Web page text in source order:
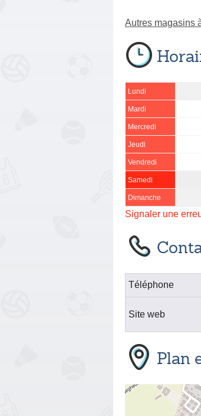
Autres magasins
Lundi
Mardi
Mercredi
Jeudi
Vendredi
Samedi
Dimanche
Signaler une
Téléphone
Site web
Plan